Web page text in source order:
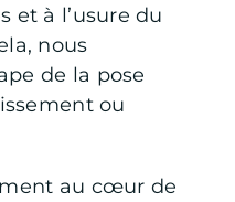
et à l’usure du
nous
de la pose
ou
au cœur de